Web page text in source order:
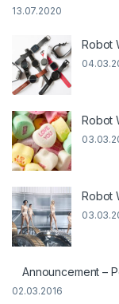
13.07.2020
Robot
Robot
Robot
Announcement –
02.03.2016